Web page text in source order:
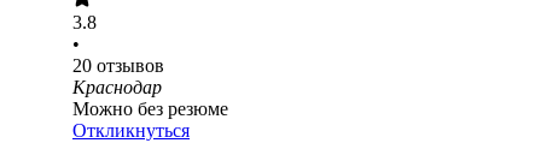
3.8
•
20 отзывов
Краснодар
Можно без резюме
Откликнуться